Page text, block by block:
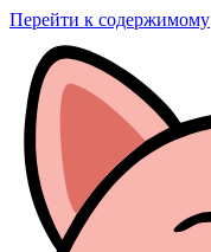
Перейти к содержимому